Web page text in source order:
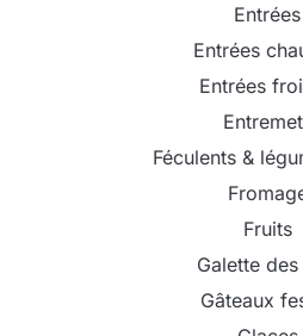
Entrées
Entrées
Entrées
Féculents &
Fruits
Galette
Gâteaux